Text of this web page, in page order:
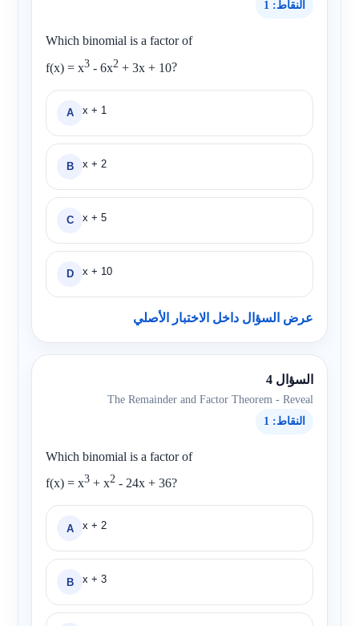
النقاط: 1
Which binomial is a factor of
f(x) = x3 - 6x2 + 3x + 10?
A x + 1
B x + 2
C x + 5
D x + 10
عرض السؤال داخل الاختبار الأصلي
السؤال 4
The Remainder and Factor Theorem - Reveal
النقاط: 1
Which binomial is a factor of
f(x) = x3 + x2 - 24x + 36?
A x + 2
B x + 3